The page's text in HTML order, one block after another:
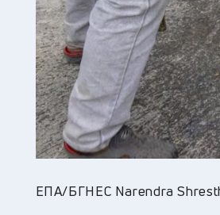
ЕПА/БГНЕС Narendra